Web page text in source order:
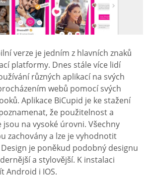
verze je jedním z hlavních znaků
platformy. Dnes stále více lidí
různých aplikací na svých
webů pomocí svých
Aplikace BiCupid je ke stažení
že použitelnost a
jsou na vysoké úrovni. Všechny
zachovány a lze je vyhodnotit
je poněkud podobný designu
a stylovější. K instalaci
Android i IOS.